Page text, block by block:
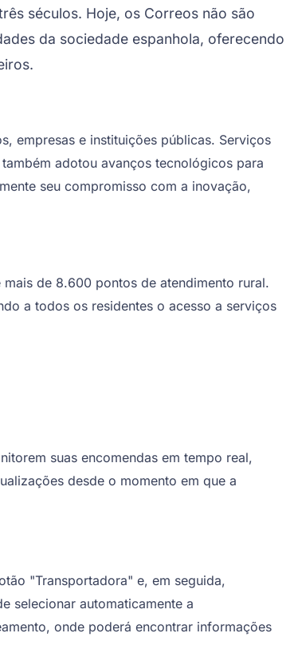
séculos. Hoje, os Correos não são
da sociedade espanhola, oferecendo
empresas e instituições públicas. Serviços
adotou avanços tecnológicos para
seu compromisso com a inovação,
de 8.600 pontos de atendimento rural.
a todos os residentes o acesso a serviços
suas encomendas em tempo real,
desde o momento em que a
"Transportadora" e, em seguida,
selecionar automaticamente a
onde poderá encontrar informações